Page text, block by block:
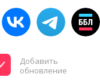
Добавить
обновление